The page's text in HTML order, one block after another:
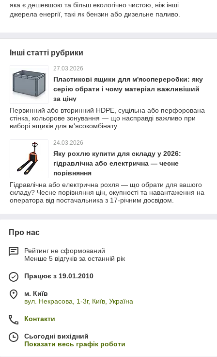
яка є дешевшою та більш екологічно чистою, ніж інші
джерела енергії, такі як бензин або дизельне паливо.
Інші статті рубрики
27.03.2026
Пластикові ящики для м'ясопереробки: яку
серію обрати і чому матеріал важливіший
за ціну
Первинний або вторинний HDPE, суцільна або перфорована
стінка, кольорове зонування — що насправді важливо при
виборі ящиків для м'ясокомбінату.
24.03.2026
Яку рохлю купити для складу у 2026:
гідравлічна або електрична — чесне
порівняння
Гідравлічна або електрична рохля — що обрати для вашого
складу? Чесне порівняння цін, окупності та навантаження на
оператора від постачальника з 17-річним досвідом.
Про нас
Рейтинг не сформований
Менше 5 відгуків за останній рік
Працює з 19.01.2010
м. Київ
вул. Некрасова, 1-3г, Київ, Україна
Контакти
Сьогодні вихідний
Показати весь графік роботи